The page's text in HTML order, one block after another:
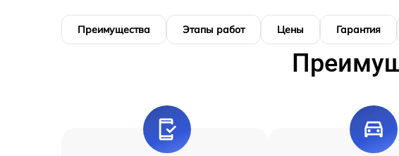
Преимущества Этапы работ Цены Гарантия